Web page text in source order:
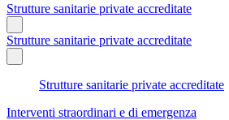
Strutture sanitarie private accreditate
Strutture sanitarie private accreditate
Strutture sanitarie private accreditate
Interventi straordinari e di emergenza